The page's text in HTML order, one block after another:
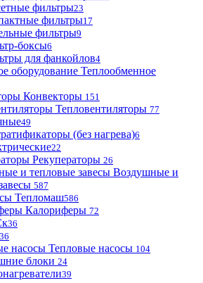
фильтры23
фильтры17
фильтры9
боксы6
для фанкойлов4
Теплообменное
Конвекторы 151
Тепловентиляторы 77
49
(без нагрева)6
22
Рекуператоры 26
Воздушные и
587
Тепломаш586
Калориферы 72
36
36
Тепловые насосы 104
блоки 24
39